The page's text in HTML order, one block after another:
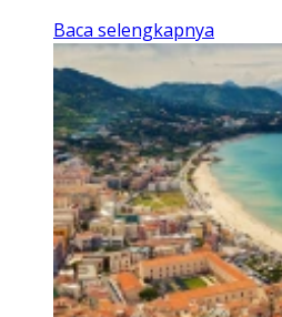
Baca selengkapnya